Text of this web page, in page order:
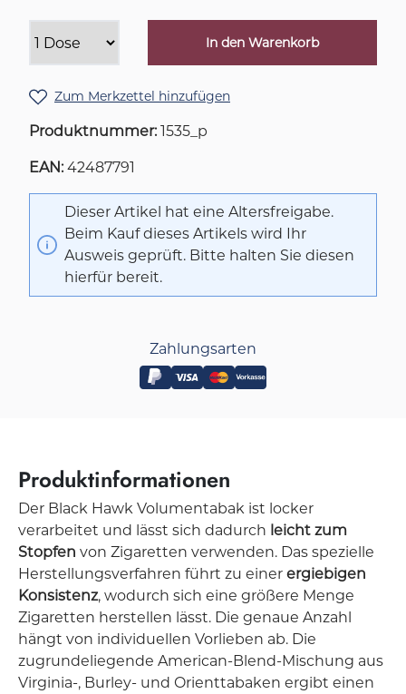
In den Warenkorb
Zum Merkzettel hinzufügen
Produktnummer: 1535_p
EAN: 42487791
Dieser Artikel hat eine Altersfreigabe.
Beim Kauf dieses Artikels wird Ihr
Ausweis geprüft. Bitte halten Sie diesen
hierfür bereit.
Zahlungsarten
Produktinformationen
Der Black Hawk Volumentabak ist locker
verarbeitet und lässt sich dadurch leicht zum
Stopfen von Zigaretten verwenden. Das spezielle
Herstellungsverfahren führt zu einer ergiebigen
Konsistenz, wodurch sich eine größere Menge
Zigaretten herstellen lässt. Die genaue Anzahl
hängt von individuellen Vorlieben ab. Die
zugrundeliegende American-Blend-Mischung aus
Virginia-, Burley- und Orienttabaken ergibt einen